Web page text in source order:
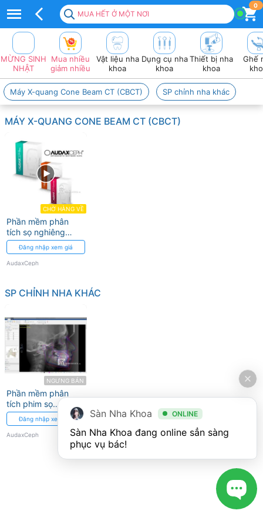
MUA HẾT Ở MỘT NƠI
0
Top
100+
sản
Phẩm
AUDAXCEPH
Cao
cấp
2026
❤️
đầy
đủ
MỪNG SINH
NHẬT
Mua nhiều
giảm nhiều
Vật liệu nha
khoa
Dụng cụ nha
khoa
Thiết bị nha
khoa
Ghế
Máy X-quang Cone Beam CT (CBCT) SP chỉnh nha khác
MÁY X-QUANG CONE BEAM CT (CBCT)
CHỜ HÀNG VỀ
Phần mềm phân
tích sọ nghiêng
AUDAXCEPH
Đăng nhập xem giá
AudaxCeph
SP CHỈNH NHA KHÁC
NGƯNG BÁN
Phần mềm phân
tích phim sọ
nghiêng (Vẽ phim
sọ) AUDAX CEPH
Đăng nhập xem giá
AudaxCeph
Sàn Nha Khoa ONLINE
Sàn Nha Khoa đang online sẳn sàng
phục vụ bác!